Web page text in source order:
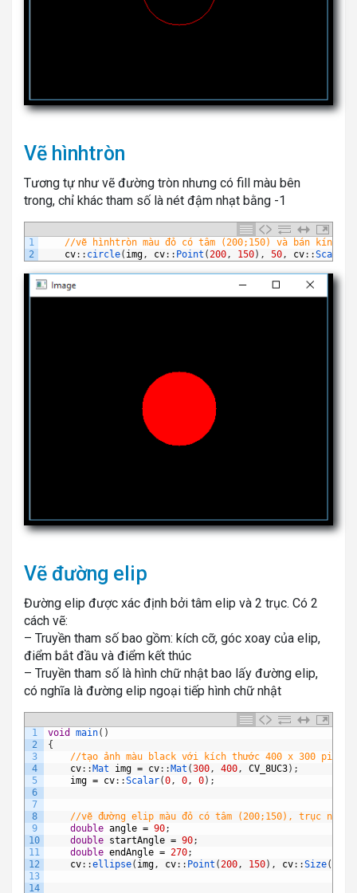
Vẽ hìnhtròn
Tương tự như vẽ đường tròn nhưng có fill màu bên
trong, chỉ khác tham số là nét đậm nhạt bằng -1
1
2
//vẽ hìnhtròn màu đỏ có tâm (200;150) và bán kính
cv: : circle( img, cv: : Point (200, 150) , 50, cv: :Scalar
Vẽ đường elip
Đường elip được xác định bởi tâm elip và 2 trục. Có 2
cách vẽ:
– Truyền tham số bao gồm: kích cỡ, góc xoay của elip,
điểm bắt đầu và điểm kết thúc
– Truyền tham số là hình chữ nhật bao lấy đường elip,
có nghĩa là đường elip ngoại tiếp hình chữ nhật
1
2
3
4
5
6
7
8
9
10
11
12
13
14
void main( )
{
//tạo ảnh màu black với kích thước 400 x 300 pixels
cv: : Mat img = cv: : Mat (300, 400, CV_8UC3) ;
img = cv: :Scalar(0, 0, 0) ;
//vẽ đường elip màu đỏ có tâm (200;150), trục nhỏ
double angle = 90;
double startAngle = 90;
double endAngle = 270;
cv: :ellipse( img, cv: : Point (200, 150) , cv: :Size(